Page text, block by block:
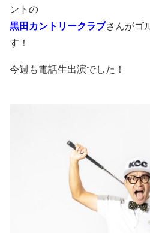
ントの
黒田カントリークラブさんがゴ
す！
今週も電話生出演でした！